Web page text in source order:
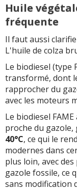
Huile
fréquente
Il faut aussi
L'huile de colza
Le biodiesel (type
transformé, dont
rapprocher du
avec les moteurs
Le biodiesel
proche du
40°C, ce qui le
modernes dans
plus loin, avec
gazole fossile, ce
sans modification